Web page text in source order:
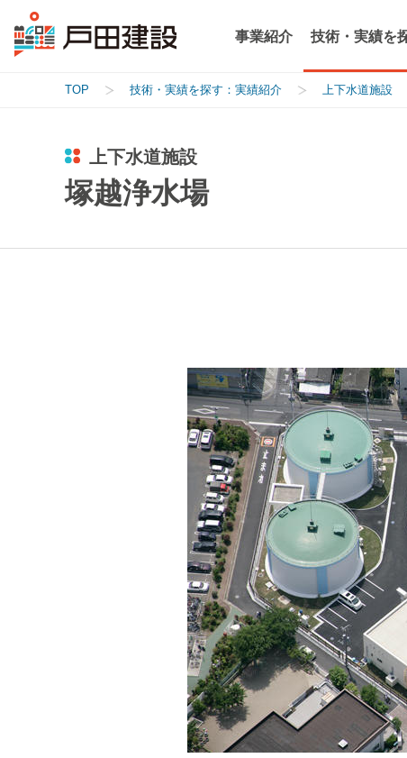
事業紹介 技術・実績を
TOP 技術・実績を探す：実績紹介 上下水道施設
上下水道施設
塚越浄水場